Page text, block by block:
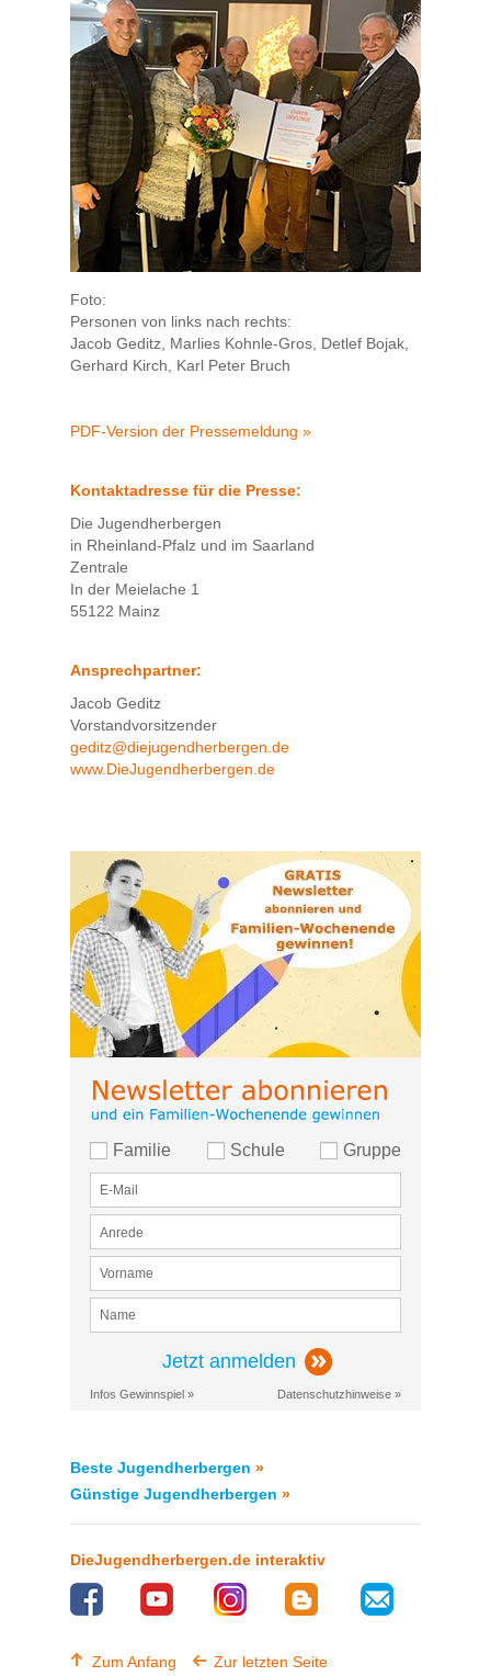
Foto:
Personen von links nach rechts:
Jacob Geditz, Marlies Kohnle-Gros, Detlef Bojak,
Gerhard Kirch, Karl Peter Bruch
PDF-Version der Pressemeldung »
Kontaktadresse für die Presse:
Die Jugendherbergen
in Rheinland-Pfalz und im Saarland
Zentrale
In der Meielache 1
55122 Mainz
Ansprechpartner:
Jacob Geditz
Vorstandvorsitzender
geditz@diejugendherbergen.de
www.DieJugendherbergen.de
Familie Schule Gruppe
Jetzt anmelden
Infos Gewinnspiel » Datenschutzhinweise »
Beste Jugendherbergen »
Günstige Jugendherbergen »
DieJugendherbergen.de interaktiv
Zum Anfang Zur letzten Seite